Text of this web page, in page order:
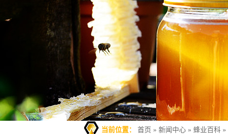
当前位置： 首页 » 新闻中心 » 蜂业百科 »